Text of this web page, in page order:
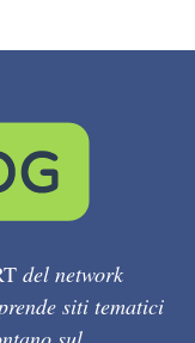
del network
siti tematici